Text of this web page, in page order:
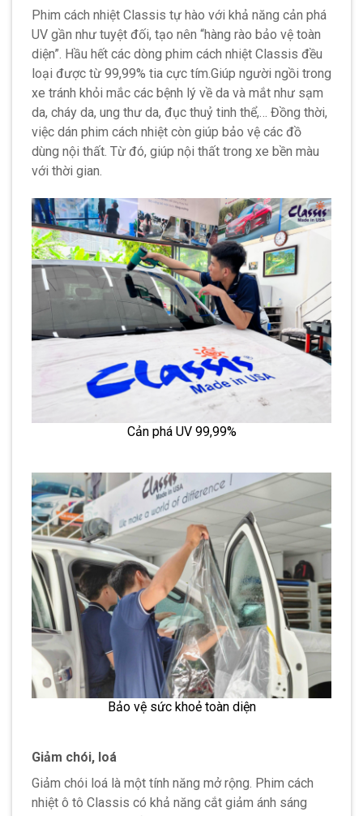
Phim cách nhiệt Classis tự hào với khả năng cản phá
UV gần như tuyệt đối, tạo nên “hàng rào bảo vệ toàn
diện”. Hầu hết các dòng phim cách nhiệt Classis đều
loại được từ 99,99% tia cực tím.Giúp người ngồi trong
xe tránh khỏi mắc các bệnh lý về da và mắt như sạm
da, cháy da, ung thư da, đục thuỷ tinh thể,… Đồng thời,
việc dán phim cách nhiệt còn giúp bảo vệ các đồ
dùng nội thất. Từ đó, giúp nội thất trong xe bền màu
với thời gian.
Cản phá UV 99,99%
Bảo vệ sức khoẻ toàn diện
Giảm chói, loá
Giảm chói loá là một tính năng mở rộng. Phim cách
nhiệt ô tô Classis có khả năng cắt giảm ánh sáng